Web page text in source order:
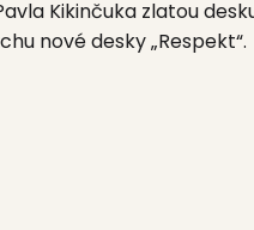
Kikinčuka zlatou
nové desky „Respekt“.